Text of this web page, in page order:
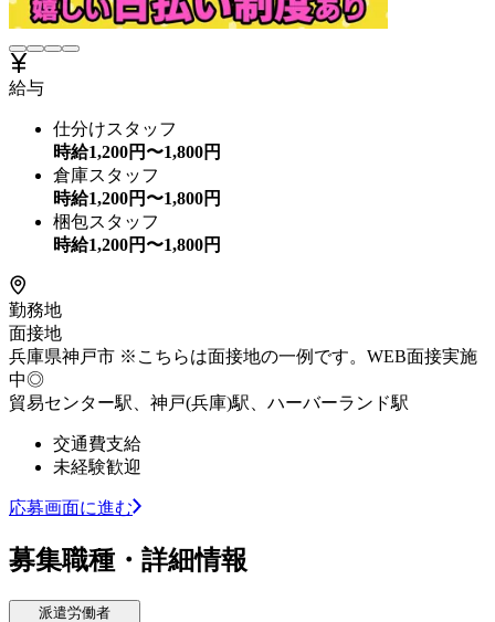
給与
仕分けスタッフ
時給1,200円〜1,800円
倉庫スタッフ
時給1,200円〜1,800円
梱包スタッフ
時給1,200円〜1,800円
勤務地
面接地
兵庫県神戸市 ※こちらは面接地の一例です。WEB面接実施
中◎
貿易センター駅、神戸(兵庫)駅、ハーバーランド駅
交通費支給
未経験歓迎
応募画面に進む
募集職種・詳細情報
派遣労働者